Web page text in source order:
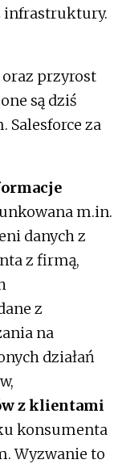
infrastruktury.
przyrost
są dziś
Salesforce za
m.in.
danych z
z firmą,
z
na
działań
z klientami
konsumenta
Wyzwanie to